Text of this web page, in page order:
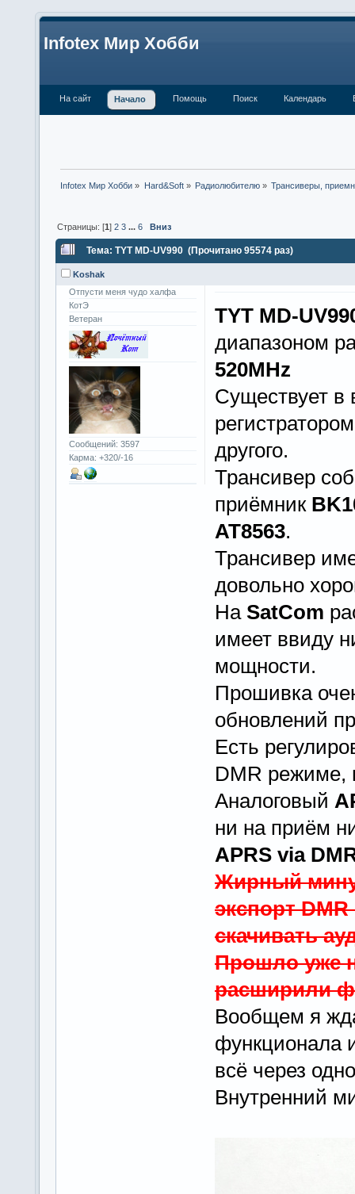
Infotex Мир Хобби
На сайт Начало Помощь Поиск Календарь
Infotex Мир Хобби » Hard&Soft» Радиолюбителю» Трансиверы,
Страницы: [1]2 3 ...6 Вниз
Тема: TYT MD-UV990 (Прочитано 95574 раз)
Koshak
Отпусти меня чудо халфа
КотЭ
Ветеран
Сообщений: 3597
Карма: +320/-16
TYT MD-
диапазоном
520MHz
Существует в
другого.
Трансивер
приёмник
AT8563.
Трансивер
довольно
На SatCom
имеет ввиду
мощности.
Прошивка
обновлений
Есть
DMR режиме,
Аналоговый
ни на приём
APRS via
Жирный
экспорт
скачивать
Прошло уже
расширили
Вообщем я
функционала
всё через
Внутренний